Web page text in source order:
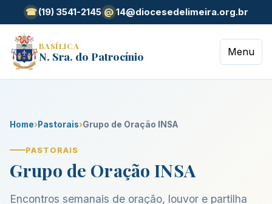
☎(19) 3541-2145 @ 14@diocesedelimeira.org.br
BASÍLICA
N. Sra. do Patrocínio Menu
Home›Pastorais›Grupo de Oração INSA
PASTORAIS
Grupo de Oração INSA
Encontros semanais de oração, louvor e partilha